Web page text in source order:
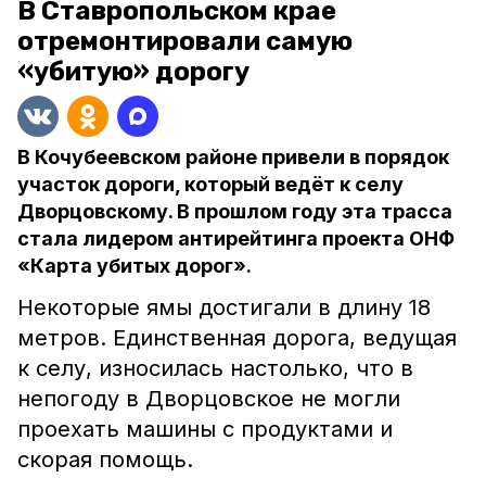
В Ставропольском крае
отремонтировали самую
«убитую» дорогу
В Кочубеевском районе привели в порядок
участок дороги, который ведёт к селу
Дворцовскому. В прошлом году эта трасса
стала лидером антирейтинга проекта ОНФ
«Карта убитых дорог».
Некоторые ямы достигали в длину 18
метров. Единственная дорога, ведущая
к селу, износилась настолько, что в
непогоду в Дворцовское не могли
проехать машины с продуктами и
скорая помощь.